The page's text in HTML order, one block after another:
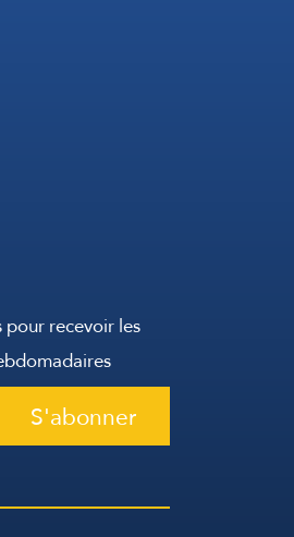
recevoir les
S'abonner